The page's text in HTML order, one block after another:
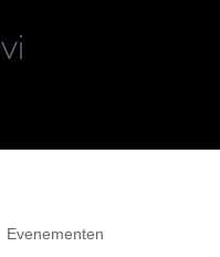
Evenementen